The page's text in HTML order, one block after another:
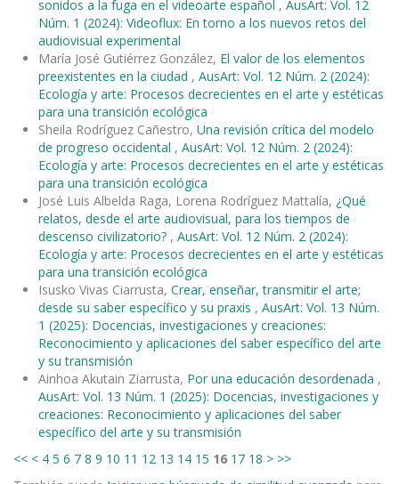
sonidos a la fuga en el videoarte español , AusArt: Vol. 12
Núm. 1 (2024): Videoflux: En torno a los nuevos retos del
audiovisual experimental
María José Gutiérrez González, El valor de los elementos
preexistentes en la ciudad , AusArt: Vol. 12 Núm. 2 (2024):
Ecología y arte: Procesos decrecientes en el arte y estéticas
para una transición ecológica
Sheila Rodríguez Cañestro, Una revisión crítica del modelo
de progreso occidental , AusArt: Vol. 12 Núm. 2 (2024):
Ecología y arte: Procesos decrecientes en el arte y estéticas
para una transición ecológica
José Luis Albelda Raga, Lorena Rodríguez Mattalía, ¿Qué
relatos, desde el arte audiovisual, para los tiempos de
descenso civilizatorio? , AusArt: Vol. 12 Núm. 2 (2024):
Ecología y arte: Procesos decrecientes en el arte y estéticas
para una transición ecológica
Isusko Vivas Ciarrusta, Crear, enseñar, transmitir el arte;
desde su saber específico y su praxis , AusArt: Vol. 13 Núm.
1 (2025): Docencias, investigaciones y creaciones:
Reconocimiento y aplicaciones del saber específico del arte
y su transmisión
Ainhoa Akutain Ziarrusta, Por una educación desordenada ,
AusArt: Vol. 13 Núm. 1 (2025): Docencias, investigaciones y
creaciones: Reconocimiento y aplicaciones del saber
específico del arte y su transmisión
<< < 4 5 6 7 8 9 10 11 12 13 14 15 16 17 18 > >>